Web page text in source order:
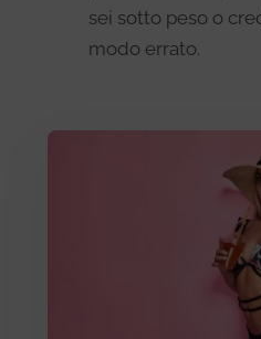
sei sotto peso o
modo errato.